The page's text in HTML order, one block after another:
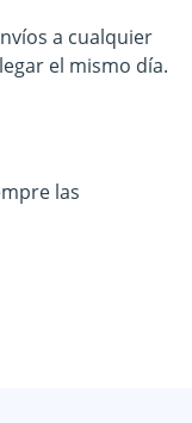
a cualquier
el mismo día.
las